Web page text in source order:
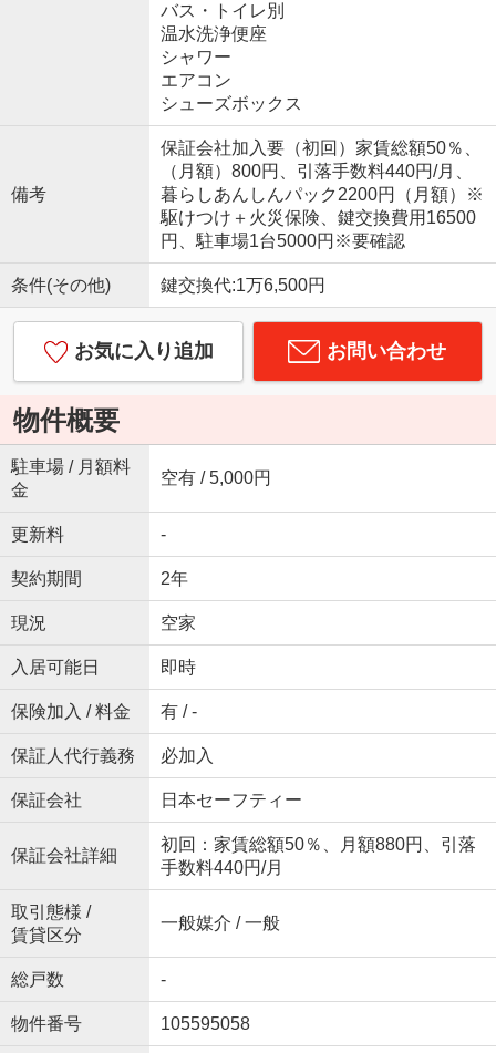
バス・トイレ別
温水洗浄便座
シャワー
エアコン
シューズボックス
備考
保証会社加入要（初回）家賃総額50％、
（月額）800円、引落手数料440円/月、
暮らしあんしんパック2200円（月額）※
駆けつけ＋火災保険、鍵交換費用16500
円、駐車場1台5000円※要確認
条件(その他) 鍵交換代:1万6,500円
お気に入り追加 お問い合わせ
物件概要
駐車場 / 月額料
金
空有 / 5,000円
更新料 -
契約期間 2年
現況 空家
入居可能日 即時
保険加入 / 料金 有 / -
保証人代行義務 必加入
保証会社 日本セーフティー
保証会社詳細
初回：家賃総額50％、月額880円、引落
手数料440円/月
取引態様 /
賃貸区分
一般媒介 / 一般
総戸数 -
物件番号 105595058